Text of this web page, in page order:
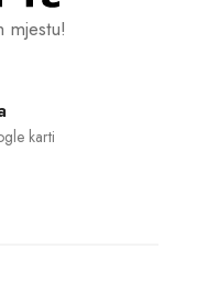
mjestu!
karti